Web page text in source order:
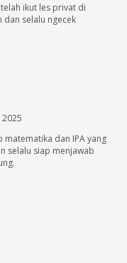
ikut les privat di
dan selalu ngecek
matematika dan IPA yang
selalu siap menjawab